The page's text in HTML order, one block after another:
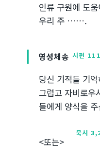
인류 구원에 도
우리 주 …….
영성체송 시편
당신 기적들 기
그럽고 자비로우
들에게 양식을
<또는>
묵시